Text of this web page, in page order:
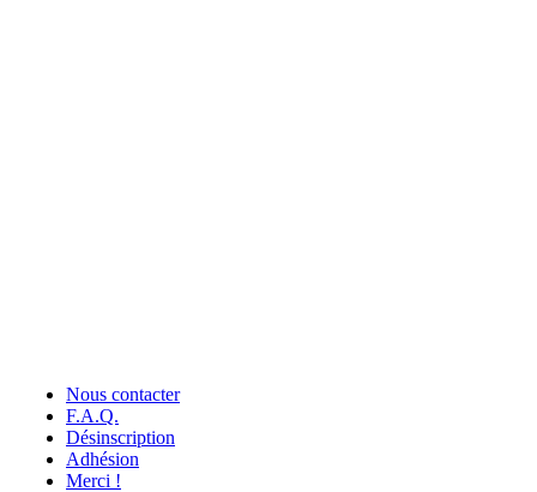
Nous contacter
F.A.Q.
Désinscription
Adhésion
Merci !